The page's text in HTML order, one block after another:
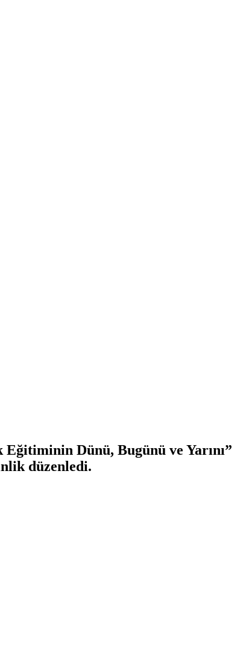
Dünü, Bugünü ve Yarını”
düzenledi.